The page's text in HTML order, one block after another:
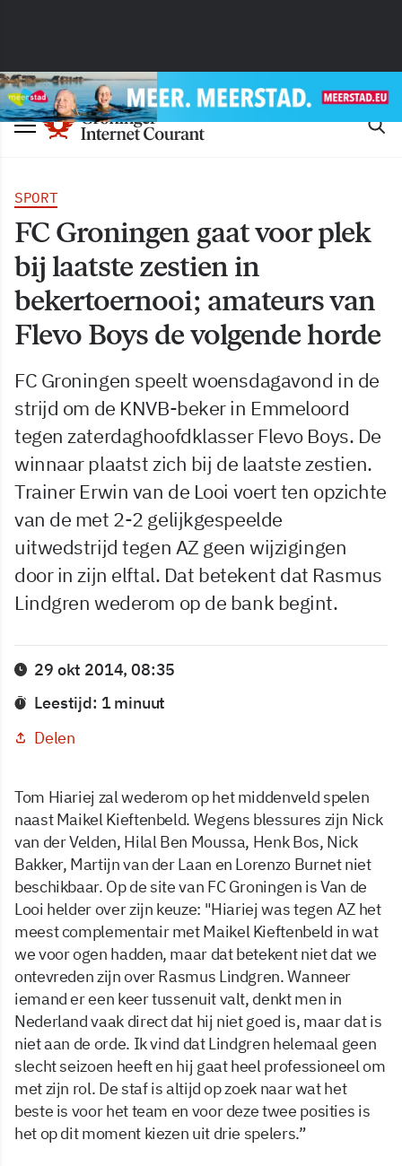
SPORT
FC Groningen gaat voor plek
bij laatste zestien in
bekertoernooi; amateurs van
Flevo Boys de volgende horde
FC Groningen speelt woensdagavond in de
strijd om de KNVB-beker in Emmeloord
tegen zaterdaghoofdklasser Flevo Boys. De
winnaar plaatst zich bij de laatste zestien.
Trainer Erwin van de Looi voert ten opzichte
van de met 2-2 gelijkgespeelde
uitwedstrijd tegen AZ geen wijzigingen
door in zijn elftal. Dat betekent dat Rasmus
Lindgren wederom op de bank begint.
29 okt 2014, 08:35
Leestijd: 1 minuut
Delen
Tom Hiariej zal wederom op het middenveld spelen
naast Maikel Kieftenbeld. Wegens blessures zijn Nick
van der Velden, Hilal Ben Moussa, Henk Bos, Nick
Bakker, Martijn van der Laan en Lorenzo Burnet niet
beschikbaar. Op de site van FC Groningen is Van de
Looi helder over zijn keuze: "Hiariej was tegen AZ het
meest complementair met Maikel Kieftenbeld in wat
we voor ogen hadden, maar dat betekent niet dat we
ontevreden zijn over Rasmus Lindgren. Wanneer
iemand er een keer tussenuit valt, denkt men in
Nederland vaak direct dat hij niet goed is, maar dat is
niet aan de orde. Ik vind dat Lindgren helemaal geen
slecht seizoen heeft en hij gaat heel professioneel om
met zijn rol. De staf is altijd op zoek naar wat het
beste is voor het team en voor deze twee posities is
het op dit moment kiezen uit drie spelers.”